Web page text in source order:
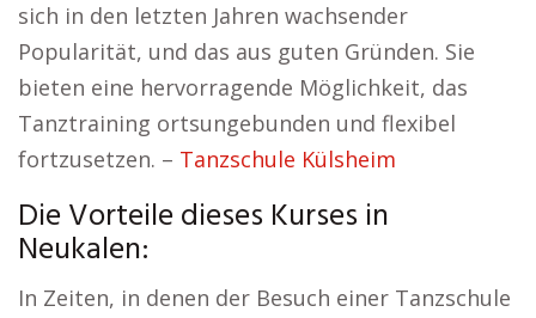
sich in den letzten Jahren wachsender
Popularität, und das aus guten Gründen. Sie
bieten eine hervorragende Möglichkeit, das
Tanztraining ortsungebunden und flexibel
fortzusetzen. – Tanzschule Külsheim
Die Vorteile dieses Kurses in
Neukalen:
In Zeiten, in denen der Besuch einer Tanzschule